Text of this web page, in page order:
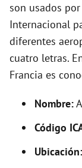
son usados
Internacional
diferentes
cuatro letras.
Francia es
Nombre:
Código
Ubicación: